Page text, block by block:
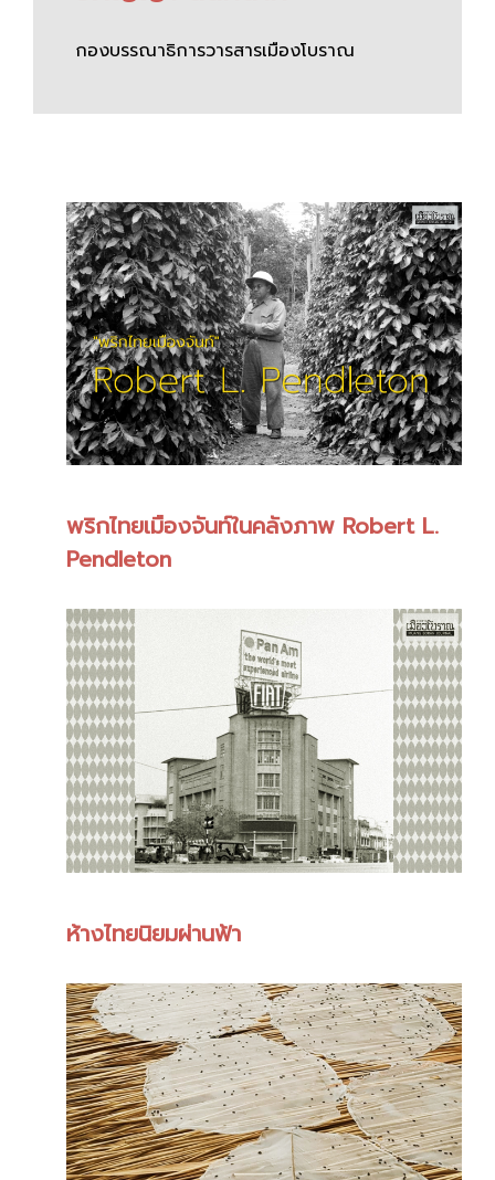
กองบรรณาธิการวารสารเมืองโบราณ
พริกไทยเมืองจันท์ในคลังภาพ Robert L.
Pendleton
ห้างไทยนิยมผ่านฟ้า